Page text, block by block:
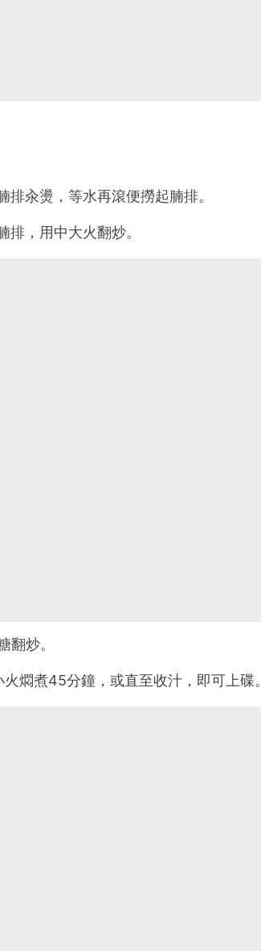
汆燙，等水再滾便撈起腩排。
，用中大火翻炒。
炒。
燜煮45分鐘，或直至收汁，即可上碟。